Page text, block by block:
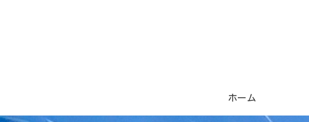
ホーム